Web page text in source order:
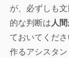
が、必ずしも
的な判断は人
ておいてくだ
作るアシスタン